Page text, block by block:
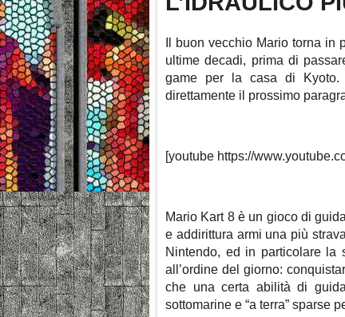
Il buon vecchio Mario torna
ultime decadi, prima di
game per la casa di Kyoto.
direttamente il prossimo
[youtube https://
Mario Kart 8 è un gioco di
e addirittura armi una più
Nintendo, ed in particolare la
all’ordine del giorno:
che una certa abilità di
sottomarine e “a terra” sparse